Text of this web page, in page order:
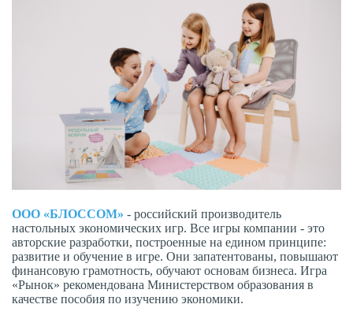
ООО «БЛОССОМ» - российский производитель
настольных экономических игр. Все игры компании - это
авторские разработки, построенные на едином принципе:
развитие и обучение в игре. Они запатентованы, повышают
финансовую грамотность, обучают основам бизнеса. Игра
«Рынок» рекомендована Министерством образования в
качестве пособия по изучению экономики.